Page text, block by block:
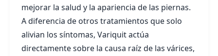
mejorar la salud y la apariencia de las piernas.
A diferencia de otros tratamientos que solo
alivian los síntomas, Variquit actúa
directamente sobre la causa raíz de las várices,